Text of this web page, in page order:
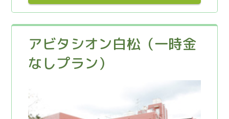
アビタシオン白松（一時金
なしプラン）